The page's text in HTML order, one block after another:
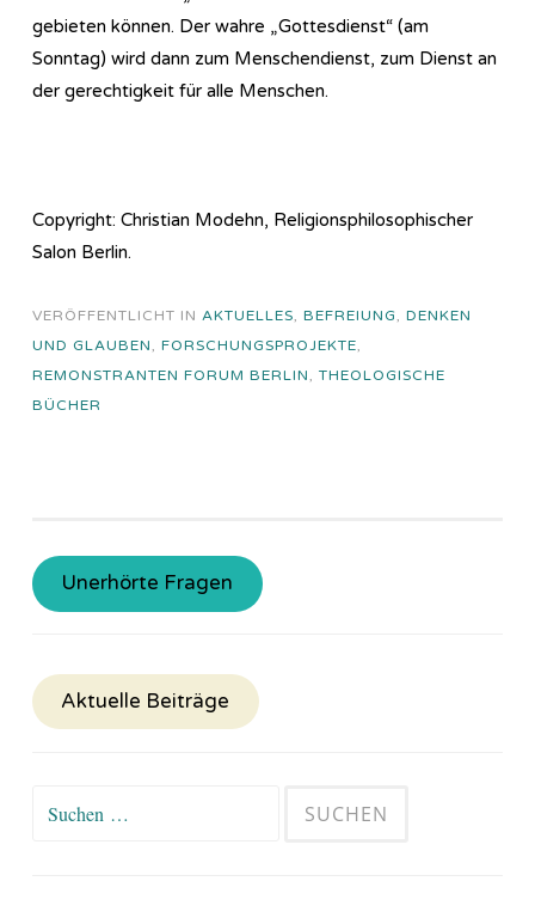
gebieten können. Der wahre „Gottesdienst“ (am
Sonntag) wird dann zum Menschendienst, zum Dienst an
der gerechtigkeit für alle Menschen.
Copyright: Christian Modehn, Religionsphilosophischer
Salon Berlin.
VERÖFFENTLICHT IN AKTUELLES, BEFREIUNG, DENKEN
UND GLAUBEN, FORSCHUNGSPROJEKTE,
REMONSTRANTEN FORUM BERLIN, THEOLOGISCHE
BÜCHER
Unerhörte Fragen
Aktuelle Beiträge
Suchen